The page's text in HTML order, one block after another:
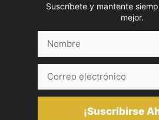
Suscríbete y mantente
mejor.
electrónico
¡Suscribirse